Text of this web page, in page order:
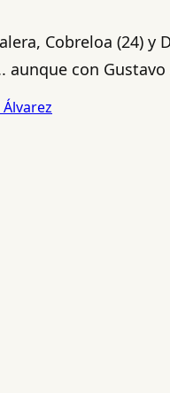
Cobreloa (24)
con Gustavo